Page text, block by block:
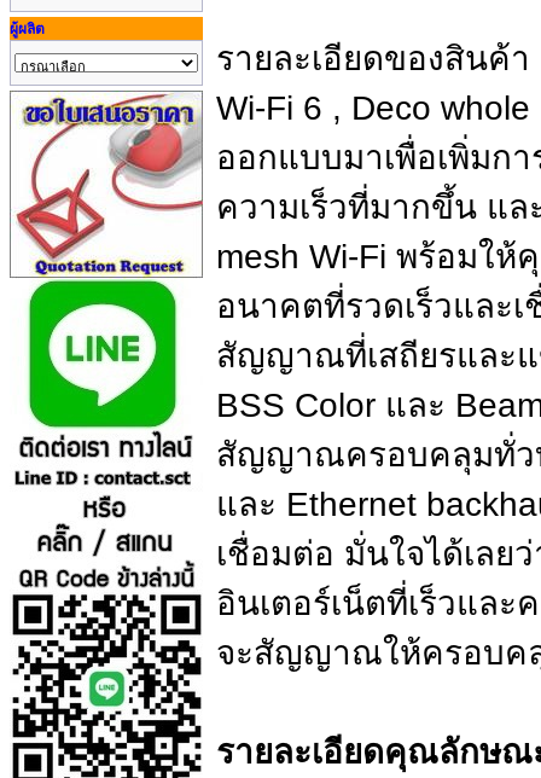
ผู้ผลิต
รายละเอียดของสินค้
Wi-Fi 6 , Deco
ออกแบบมาเพื่อเพิ่มก
ความเร็วที่มากขึ้น แ
mesh Wi-Fi พร้อมใ
อนาคตที่รวดเร็วและ
สัญญาณที่เสถียรและแ
BSS Color และ
สัญญาณครอบคลุมทั่ว
และ Ethernet
เชื่อมต่อ มั่นใจได้เล
อินเตอร์เน็ตที่เร็วแล
จะสัญญาณให้ครอบคลุ
รายละเอียดคุณลักษณ